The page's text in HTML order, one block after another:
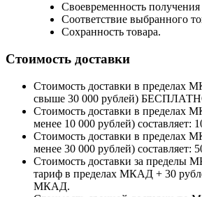
Своевременность получения
Соответствие выбранного
Сохранность товара.
Стоимость доставки
Стоимость доставки в пределах
свыше 30 000 рублей)
Стоимость доставки в пределах
менее 10 000 рублей) составляет:
Стоимость доставки в пределах
менее 30 000 рублей) составляет:
Стоимость доставки за пределы
тариф в пределах МКАД + 30
МКАД.